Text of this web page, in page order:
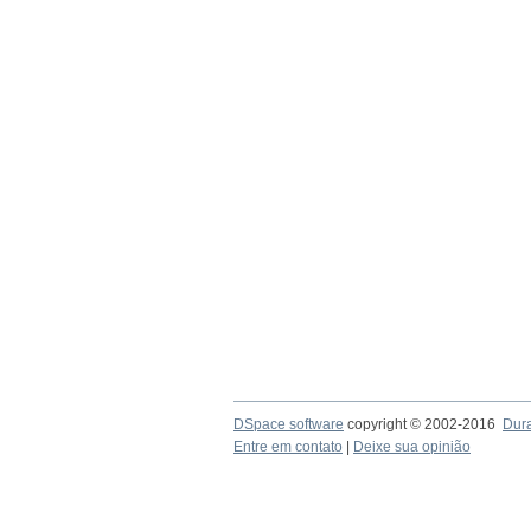
DSpace software copyright © 2002-2016
Entre em contato
Deixe sua opinião